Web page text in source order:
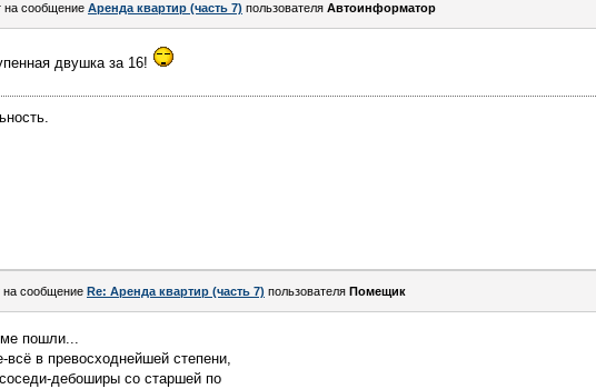
на сообщение Аренда квартир (часть 7) пользователя Автоинформатор
двушка за 16!
на сообщение Re: Аренда квартир (часть 7) пользователя Помещик
пошли...
всё в превосходнейшей степени,
дебоширы со старшей по